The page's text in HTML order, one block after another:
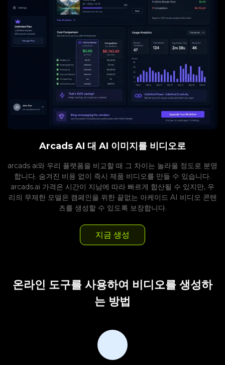
Arcads AI 대 AI 이미지를 비디오로
arcads ai와 우리 플랫폼을 비교할 때 그 차이는 놀라울 정도로 분명
합니다. 숨겨진 비용 없이 즉시 제품 비디오를 만들 수 있습니다.
arcads.ai 가격은 시간이 지남에 따라 빠르게 합산될 수 있지만, 우
리의 무제한 모델은 캠페인을 위한 끝없는 아케이드 AI 비디오 콘텐
츠를 생성할 수 있도록 보장합니다.
지금 생성
온라인 도구를 사용하여 비디오를 생성하
는 방법